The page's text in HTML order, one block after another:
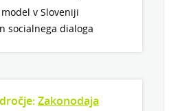
v Sloveniji
socialnega dialoga
Zakonodaja